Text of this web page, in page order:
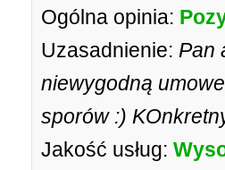
Ogólna opinia:
Uzasadnienie: Pan
niewygodną
sporów :)
Jakość usług: